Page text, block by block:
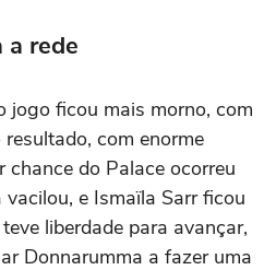
a rede
jogo ficou mais morno, com
com enorme
chance do Palace ocorreu
e Ismaïla Sarr ficou
liberdade para avançar,
Donnarumma a fazer uma